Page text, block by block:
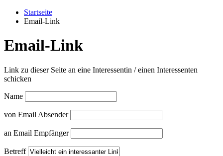
Startseite
Email-Link
Email-Link
Link zu dieser Seite an eine Interessentin / einen Interessenten
schicken
Name
von Email Absender
an Email Empfänger
Betreff